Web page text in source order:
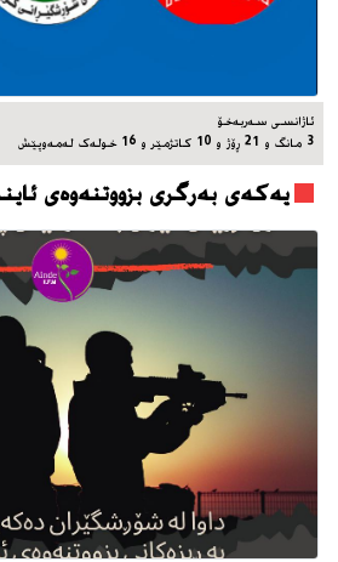
ئاژانسی سه‌ربه‌خۆ
3 مانگ و 21 ڕۆژ و 10 کاتژمێر و 16 خوله‌ک له‌مه‌وپێش‌
یه‌که‌ی به‌رگری بزووتنه‌وه‌ی